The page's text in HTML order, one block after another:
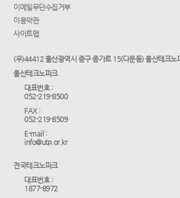
이메일무단수집거부
이용약관
사이트맵
(우)44412 울산광역시 중구 종가로 15(다운동) 울산테크노
울산테크노파크
대표번호 :
052-219-8500
FAX :
052-219-8509
E-mail :
info@utp.or.kr
전국테크노파크
대표번호 :
1877-8972